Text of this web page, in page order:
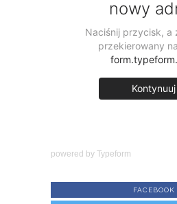
powered by Typeform
FACEBOOK